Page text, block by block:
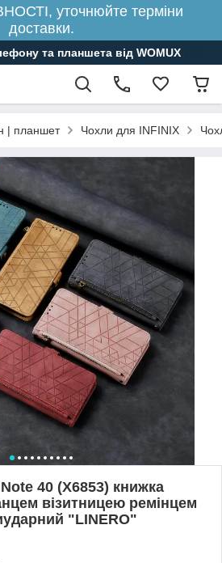
уточнюйте терміни
доставки.
та планшета від WOMUX
| планшет Чохли для INFINIX
40 (X6853) книжка
візитницею ремінцем
"LINERO"